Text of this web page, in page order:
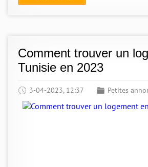
Comment trouver un
Tunisie en 2023
3-04-2023, 12:37 Petites